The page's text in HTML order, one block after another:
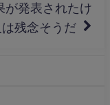
が発表されたけ
残念そうだ